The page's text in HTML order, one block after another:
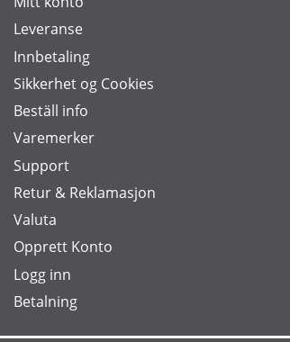
Leveranse
Innbetaling
Sikkerhet og Cookies
Beställ info
Varemerker
Support
Retur & Reklamasjon
Valuta
Opprett Konto
Logg inn
Betalning